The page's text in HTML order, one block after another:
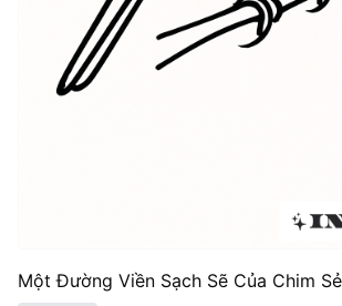
Một Đường Viền Sạch Sẽ Của Chim